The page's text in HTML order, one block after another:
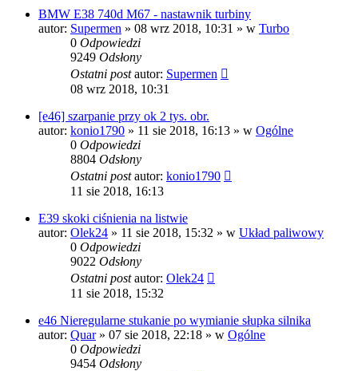
BMW E38 740d M67 - nastawnik turbiny
autor: Supermen » 08 wrz 2018, 10:31 » w Turbo
0 Odpowiedzi
9249 Odsłony
Ostatni postautor: Supermen
08 wrz 2018, 10:31
[e46] szarpanie przy ok 2 tys. obr.
autor: konio1790 » 11 sie 2018, 16:13 » w Ogólne
0 Odpowiedzi
8804 Odsłony
Ostatni postautor: konio1790
11 sie 2018, 16:13
E39 skoki ciśnienia na listwie
autor: Olek24 » 11 sie 2018, 15:32 » w Układ paliwowy
0 Odpowiedzi
9022 Odsłony
Ostatni postautor: Olek24
11 sie 2018, 15:32
e46 Nieregularne stukanie po wymianie słupka silnika
autor: Quar» 07 sie 2018, 22:18 » w Ogólne
0 Odpowiedzi
9454 Odsłony